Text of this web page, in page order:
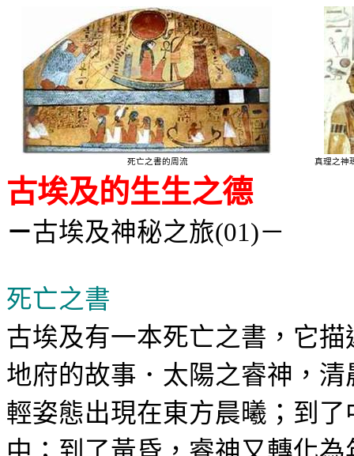
死亡之書的周流 真理之神
古埃及的生生之德
－古埃及神秘之旅(01)－
死亡之書
古埃及有一本死亡之書，它
地府的故事．太陽之睿神，
輕姿態出現在東方晨曦；到